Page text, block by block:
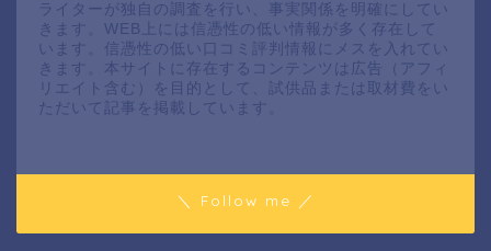
ライターが独自の調査を行い、事実関係を明確にしてい
きます。WEB上には信憑性の低い情報が多く存在して
います。信憑性の低い口コミ評判情報にメスを入れてい
きます。本サイトに存在するコンテンツは広告（アフィ
リエイト含む）を目的として、試供品または取材費をい
ただいて記事を掲載しています。
＼ Follow me ／